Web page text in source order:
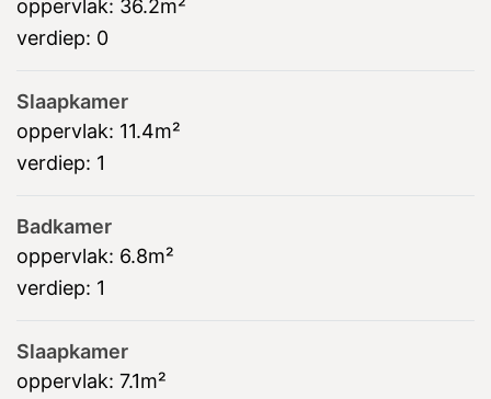
oppervlak: 36.2m²
verdiep: 0
Slaapkamer
oppervlak: 11.4m²
verdiep: 1
Badkamer
oppervlak: 6.8m²
verdiep: 1
Slaapkamer
oppervlak: 7.1m²